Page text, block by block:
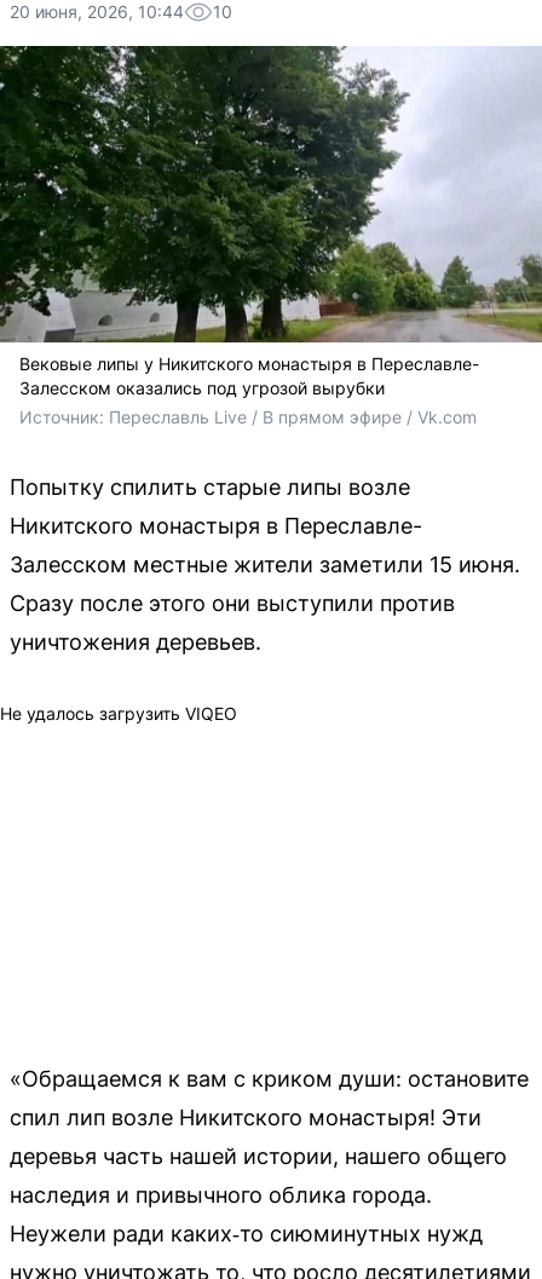
20 июня, 2026, 10:44 10
Вековые липы у Никитского монастыря в Переславле-
Залесском оказались под угрозой вырубки
Источник: Переславль Live / В прямом эфире / Vk.com
Попытку спилить старые липы возле
Никитского монастыря в Переславле-
Залесском местные жители заметили 15 июня.
Сразу после этого они выступили против
уничтожения деревьев.
Не удалось загрузить VIQEO
«Обращаемся к вам с криком души: остановите
спил лип возле Никитского монастыря! Эти
деревья часть нашей истории, нашего общего
наследия и привычного облика города.
Неужели ради каких‑то сиюминутных нужд
нужно уничтожать то, что росло десятилетиями